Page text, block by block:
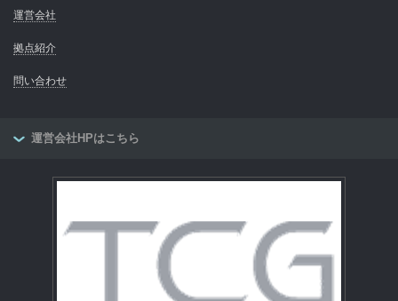
運営会社
拠点紹介
問い合わせ
運営会社HPはこちら